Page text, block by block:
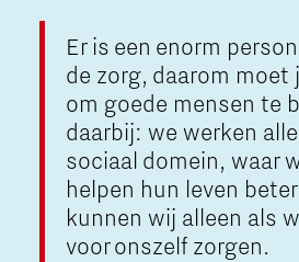
Er is een enorm
de zorg, daarom moet
om goede mensen te
daarbij: we werken
sociaal domein, waar
helpen hun leven
kunnen wij alleen als
voor onszelf zorgen.